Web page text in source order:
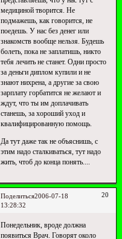
медициной творится. Не
подмажешь, как говорится, не
поедешь. У нас без денег или
знакомств вообще нельзя. Будешь
болеть, пока не заплатишь, никто
тебя лечить не станет. Одни просто
за деньги диплом купили и не
знают нихрена, а другие за свою
зарплату горбатится не желают и
ждут, что ты им доплачивать
станешь, за хороший уход и
квалифицированную помощь.
Да тут даже так не объяснишь, с
этим надо сталкиваться, тут надо
жить, чтоб до конца понять....
Поделиться 20
2006-07-18
13:28:32
Понедельник, вроде должна
появиться Врач. Говорят около